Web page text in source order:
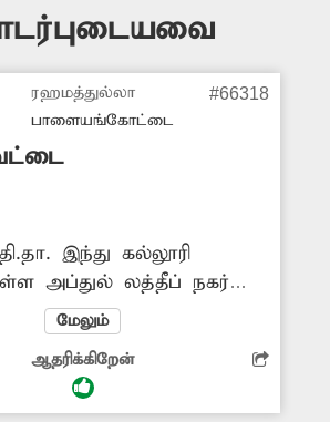
ரஹமத்துல்லா
பாளையங்கோட்டை
#66318
இந்து கல்லூரி
அப்துல் லத்தீப் நகர்
நேரத்தில்
சுற்றித்திரிகின்றன.
கல்லூரிகளில் உள்ள
வருகின்றன.
மேலும்
ஆதரிக்கிறேன்